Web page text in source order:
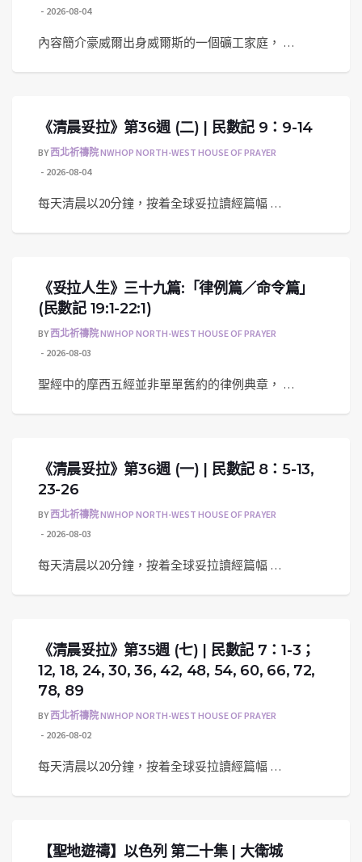
2026-08-04
內容簡介豪威爾出身威爾斯的一個礦工家庭， …
《清晨妥拉》第36週 (二) | 民數記 9：9-14
BY西北祈禱院 NWHOP NORTH-WEST HOUSE OF PRAYER
2026-08-04
每天清晨以20分鐘，按着全球妥拉讀經篇幅 …
《妥拉人生》三十九篇:「律例篇／命令篇」
(民數記 19:1-22:1)
BY西北祈禱院 NWHOP NORTH-WEST HOUSE OF PRAYER
2026-08-03
聖經中的摩西五經並非單單舊約的律例典章， …
《清晨妥拉》第36週 (一) | 民數記 8：5-13,
23-26
BY西北祈禱院 NWHOP NORTH-WEST HOUSE OF PRAYER
2026-08-03
每天清晨以20分鐘，按着全球妥拉讀經篇幅 …
《清晨妥拉》第35週 (七) | 民數記 7：1-3；
12, 18, 24, 30, 36, 42, 48, 54, 60, 66, 72,
78, 89
BY西北祈禱院 NWHOP NORTH-WEST HOUSE OF PRAYER
2026-08-02
每天清晨以20分鐘，按着全球妥拉讀經篇幅 …
【聖地遊禱】以色列 第二十集 | 大衛城